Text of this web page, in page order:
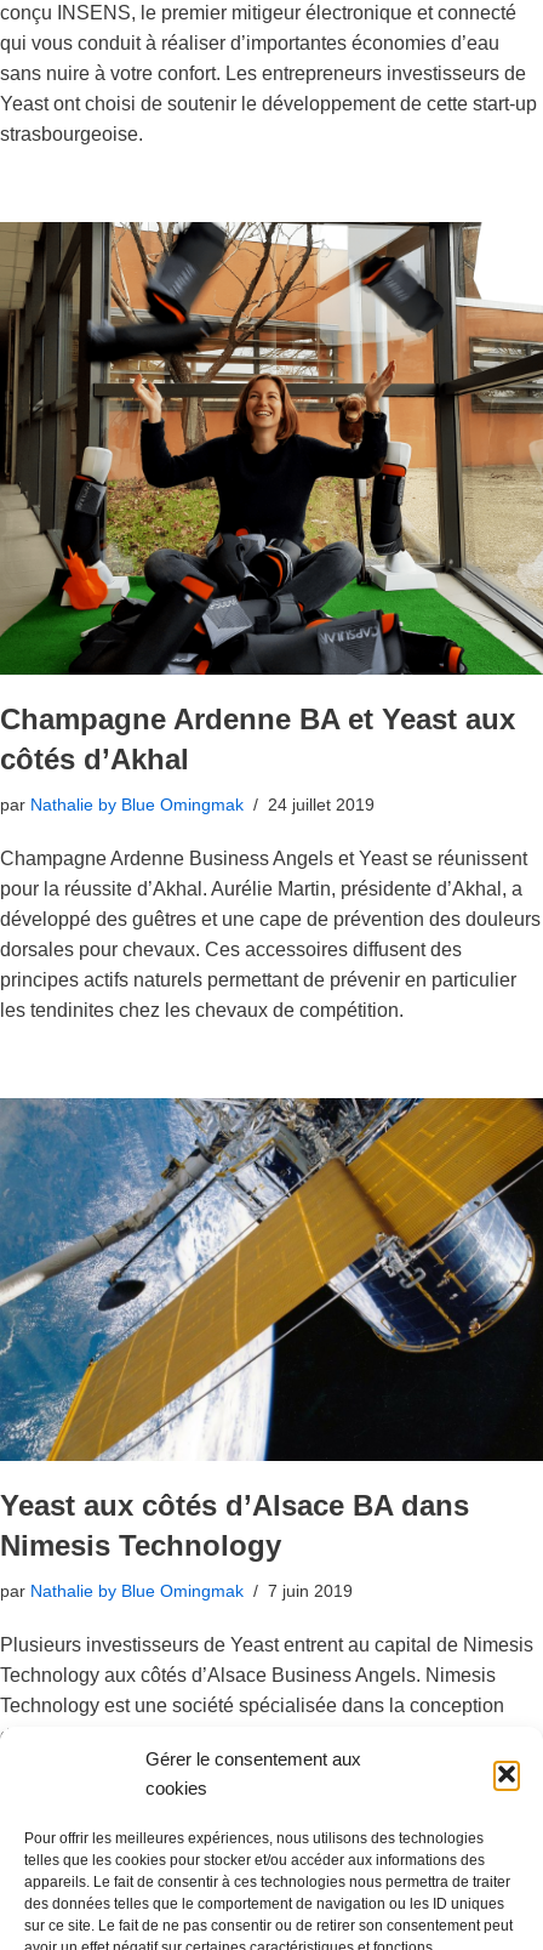
Gérer le consentement aux
cookies
Pour offrir les meilleures expériences, nous utilisons des technologies
telles que les cookies pour stocker et/ou accéder aux informations des
appareils. Le fait de consentir à ces technologies nous permettra de traiter
des données telles que le comportement de navigation ou les ID uniques
sur ce site. Le fait de ne pas consentir ou de retirer son consentement peut
conçu INSENS, le premier mitigeur électronique et connecté
qui vous conduit à réaliser d’importantes économies d’eau
sans nuire à votre confort. Les entrepreneurs investisseurs de
Yeast ont choisi de soutenir le développement de cette start-up
strasbourgeoise.
Champagne Ardenne BA et Yeast aux
côtés d’Akhal
par Nathalie by Blue Omingmak 24 juillet 2019
Champagne Ardenne Business Angels et Yeast se réunissent
pour la réussite d’Akhal. Aurélie Martin, présidente d’Akhal, a
développé des guêtres et une cape de prévention des douleurs
dorsales pour chevaux. Ces accessoires diffusent des
principes actifs naturels permettant de prévenir en particulier
les tendinites chez les chevaux de compétition.
Yeast aux côtés d’Alsace BA dans
Nimesis Technology
par Nathalie by Blue Omingmak 7 juin 2019
Plusieurs investisseurs de Yeast entrent au capital de Nimesis
Technology aux côtés d’Alsace Business Angels. Nimesis
Technology est une société spécialisée dans la conception
d’Alliages à Mémoire de Forme (AMF). L’objectif de cette levée
de fonds est de développer les applications des AMF pour des
applications dans dans le domaine de l’aéronautique et du
spatial. Les applications dans ce secteur sont multiples et
l’intérêt des AMF est confirmé aussi bien pour…Lire la suite »